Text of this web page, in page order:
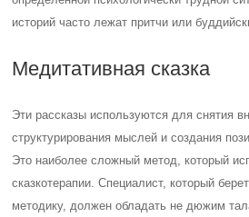
историй часто лежат притчи или
Медитативная сказка
Эти рассказы используются для снятия
структурирования мыслей и создания
Это наиболее сложный метод, который
сказкотерапии. Специалист, который
методику, должен обладать не дюжим